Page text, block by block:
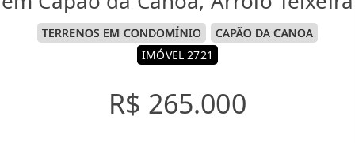
TERRENOS EM CONDOMÍNIO
CAPÃO DA CANOA
IMÓVEL 2721
R$ 265.000